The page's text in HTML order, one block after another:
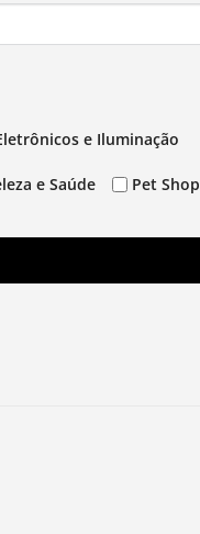
e Iluminação
e Saúde Pet Shop